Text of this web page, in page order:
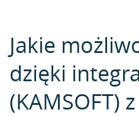
Jakie
dzięki
(KAMSOFT)